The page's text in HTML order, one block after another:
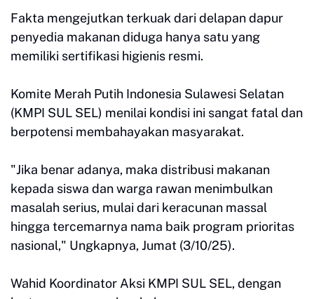
Fakta mengejutkan terkuak dari delapan dapur
penyedia makanan diduga hanya satu yang
memiliki sertifikasi higienis resmi.
Komite Merah Putih Indonesia Sulawesi Selatan
(KMPI SUL SEL) menilai kondisi ini sangat fatal dan
berpotensi membahayakan masyarakat.
"Jika benar adanya, maka distribusi makanan
kepada siswa dan warga rawan menimbulkan
masalah serius, mulai dari keracunan massal
hingga tercemarnya nama baik program prioritas
nasional," Ungkapnya, Jumat (3/10/25).
Wahid Koordinator Aksi KMPI SUL SEL, dengan